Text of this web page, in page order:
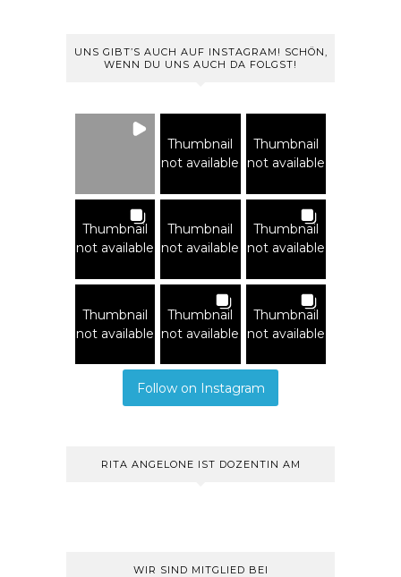
UNS GIBT’S AUCH AUF INSTAGRAM! SCHÖN,
WENN DU UNS AUCH DA FOLGST!
Thumbnail
not available
Thumbnail
not available
Thumbnail
not available
Thumbnail
not available
Thumbnail
not available
Thumbnail
not available
Thumbnail
not available
Thumbnail
not available
Follow on Instagram
RITA ANGELONE IST DOZENTIN AM
WIR SIND MITGLIED BEI